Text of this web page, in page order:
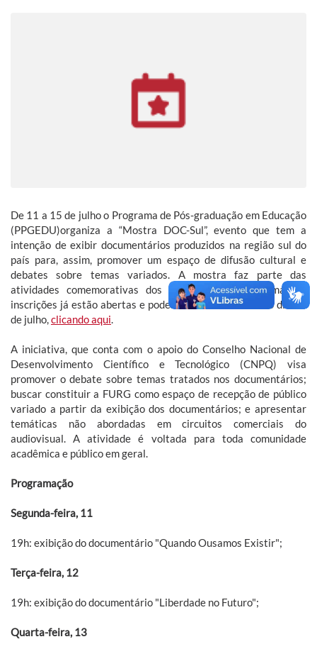
De 11 a 15 de julho o Programa de Pós-graduação em Educação
(PPGEDU)organiza a “Mostra DOC-Sul”, evento que tem a
intenção de exibir documentários produzidos na região sul do
país para, assim, promover um espaço de difusão cultural e
debates sobre temas variados. A mostra faz parte das
atividades comemorativas dos dez anos do Programa. As
inscrições já estão abertas e podem ser realizadas até o dia 10
de julho,clicando aqui.
A iniciativa, que conta com o apoio do Conselho Nacional de
Desenvolvimento Científico e Tecnológico (CNPQ) visa
promover o debate sobre temas tratados nos documentários;
buscar constituir a FURG como espaço de recepção de público
variado a partir da exibição dos documentários; e apresentar
temáticas não abordadas em circuitos comerciais do
audiovisual. A atividade é voltada para toda comunidade
acadêmica e público em geral.
Programação
Segunda-feira, 11
19h: exibição do documentário "Quando Ousamos Existir";
Terça-feira, 12
19h: exibição do documentário "Liberdade no Futuro";
Quarta-feira, 13